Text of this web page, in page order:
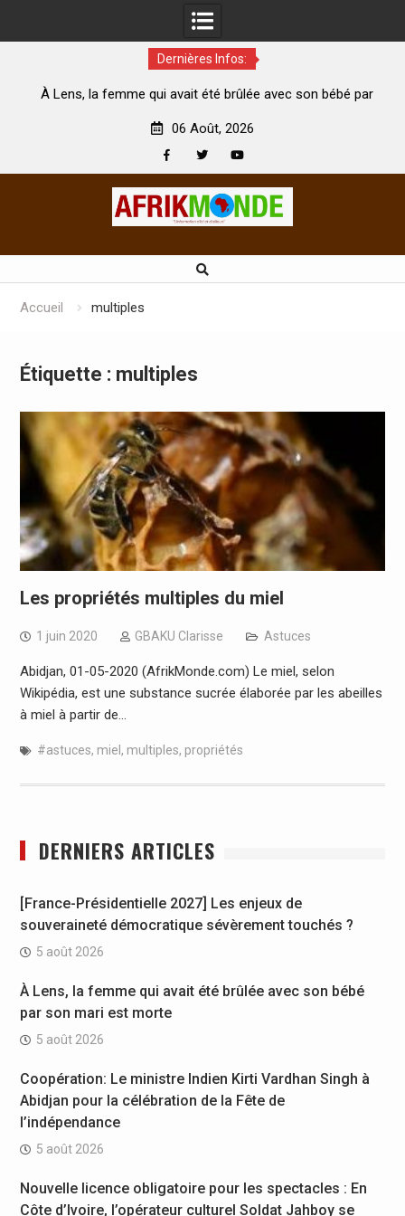
Dernières Infos:
À Lens, la femme qui avait été brûlée avec son bébé par
06 Août, 2026
Accueil multiples
Étiquette : multiples
Les propriétés multiples du miel
1 juin 2020 GBAKU Clarisse Astuces
Abidjan, 01-05-2020 (AfrikMonde.com) Le miel, selon
Wikipédia, est une substance sucrée élaborée par les abeilles
à miel à partir de…
#astuces, miel, multiples, propriétés
DERNIERS ARTICLES
[France-Présidentielle 2027] Les enjeux de
souveraineté démocratique sévèrement touchés ?
5 août 2026
À Lens, la femme qui avait été brûlée avec son bébé
par son mari est morte
5 août 2026
Coopération: Le ministre Indien Kirti Vardhan Singh à
Abidjan pour la célébration de la Fête de
l’indépendance
5 août 2026
Nouvelle licence obligatoire pour les spectacles : En
Côte d’Ivoire, l’opérateur culturel Soldat Jahboy se